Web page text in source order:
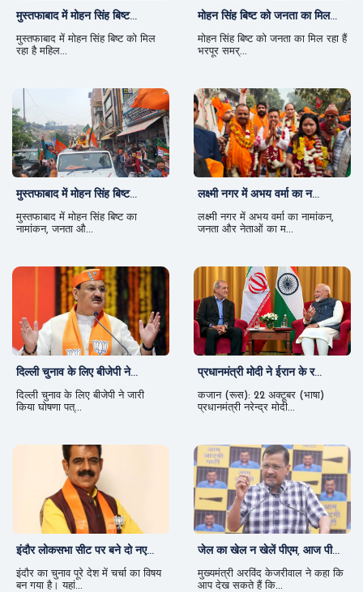
मुस्तफाबाद में मोहन सिंह बिष्ट...
मुस्तफाबाद में मोहन सिंह बिष्ट को मिल
रहा है महिल...
मोहन सिंह बिष्ट को जनता का मिल...
मोहन सिंह बिष्ट को जनता का मिल रहा हैं
भरपूर समर्...
मुस्तफाबाद में मोहन सिंह बिष्ट...
मुस्तफाबाद में मोहन सिंह बिष्ट का
नामांकन, जनता औ...
लक्ष्मी नगर में अभय वर्मा का न...
लक्ष्मी नगर में अभय वर्मा का नामांकन,
जनता और नेताओं का म...
दिल्ली चुनाव के लिए बीजेपी ने...
दिल्ली चुनाव के लिए बीजेपी ने जारी
किया घोषणा पत्...
प्रधानमंत्री मोदी ने ईरान के र...
कजान (रूस): 22 अक्टूबर (भाषा)
प्रधानमंत्री नरेन्द्र मोदी...
इंदौर लोकसभा सीट पर बने दो नए...
इंदौर का चुनाव पूरे देश में चर्चा का विषय
बन गया है। यहां...
जेल का खेल न खेलें पीएम, आज पी...
मुख्यमंत्री अरविंद केजरीवाल ने कहा कि
आप देख सकते हैं कि...